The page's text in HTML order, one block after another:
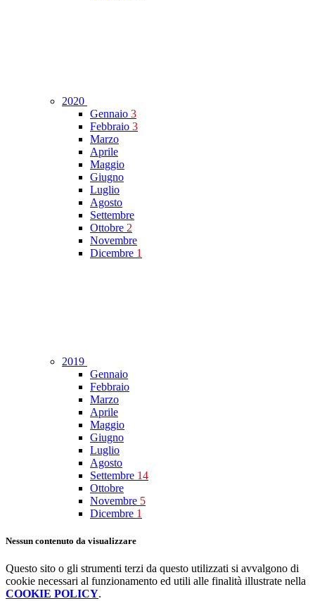
2020
Gennaio 3
Febbraio 3
Marzo
Aprile
Maggio
Giugno
Luglio
Agosto
Settembre
Ottobre 2
Novembre
Dicembre 1
2019
Gennaio
Febbraio
Marzo
Aprile
Maggio
Giugno
Luglio
Agosto
Settembre 14
Ottobre
Novembre 5
Dicembre 1
Nessun contenuto da visualizzare
Questo sito o gli strumenti terzi da questo utilizzati si avvalgono di
cookie necessari al funzionamento ed utili alle finalità illustrate nella
COOKIE POLICY.